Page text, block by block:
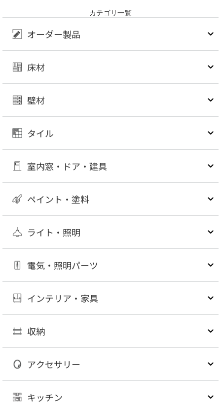
カテゴリ一覧
オーダー製品
床材
壁材
タイル
室内窓・ドア・建具
ペイント・塗料
ライト・照明
電気・照明パーツ
インテリア・家具
収納
アクセサリー
キッチン